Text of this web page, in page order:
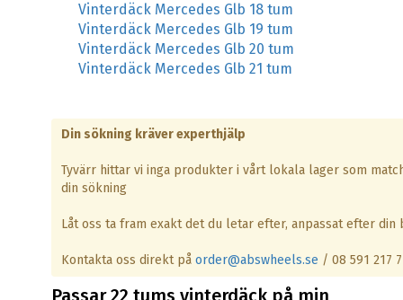
Vinterdäck Mercedes Glb 18 tum
Vinterdäck Mercedes Glb 19 tum
Vinterdäck Mercedes Glb 20 tum
Vinterdäck Mercedes Glb 21 tum
Din sökning kräver experthjälp
Tyvärr hittar vi inga produkter i vårt lokala lager som
din sökning
Låt oss ta fram exakt det du letar efter, anpassat efter din
Kontakta oss direkt på order@abswheels.se / 08 591 217
Passar 22 tums vinterdäck på min